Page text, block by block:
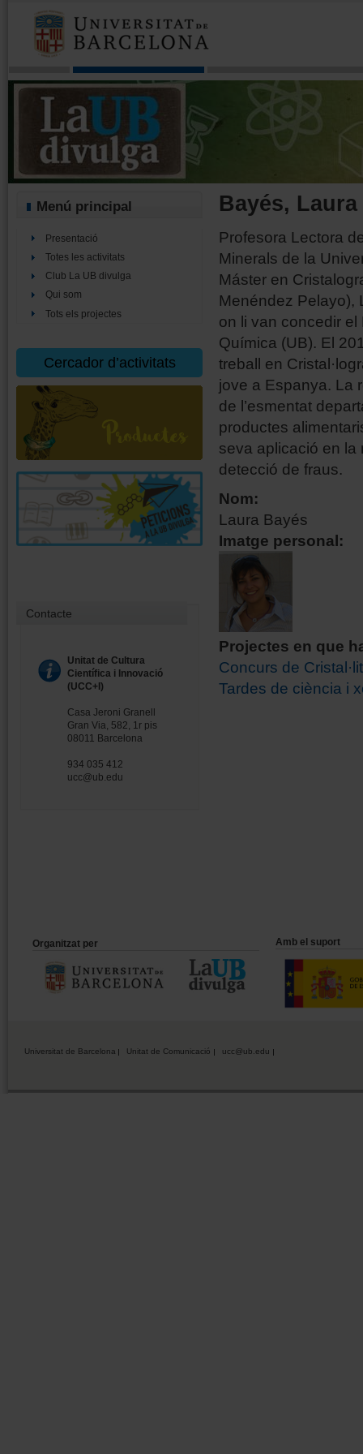
Menú principal
Presentació
Totes les activitats
Club La UB divulga
Qui som
Tots els projectes
Cercador d’activitats
Contacte
Unitat de Cultura
Científica i Innovació
(UCC+I)
Casa Jeroni Granell
Gran Via, 582, 1r pis
08011 Barcelona
934 035 412
ucc@ub.edu
Bayés, Laura
Profesora Lectora
Minerals de la
Máster en
Menéndez Pelayo),
on li van concedir
Química (UB). El
treball en
jove a Espanya. La
de l’esmentat
productes
seva aplicació en la
detecció de fraus.
Nom:
Laura Bayés
Imatge personal:
Projectes en que
Concurs de
Tardes de ciència i
Organitzat per Amb el suport
Universitat de Barcelona Unitat de Comunicació ucc@ub.edu